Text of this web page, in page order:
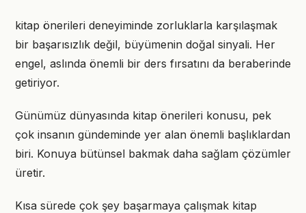
kitap önerileri deneyiminde zorluklarla karşılaşmak
bir başarısızlık değil, büyümenin doğal sinyali. Her
engel, aslında önemli bir ders fırsatını da beraberinde
getiriyor.
Günümüz dünyasında kitap önerileri konusu, pek
çok insanın gündeminde yer alan önemli başlıklardan
biri. Konuya bütünsel bakmak daha sağlam çözümler
üretir.
Kısa sürede çok şey başarmaya çalışmak kitap